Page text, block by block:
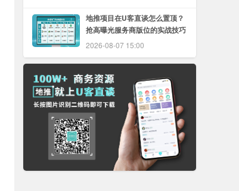
地推项目在U客直谈怎么置顶？
抢高曝光服务商版位的实战技巧
2026-08-07 15:00